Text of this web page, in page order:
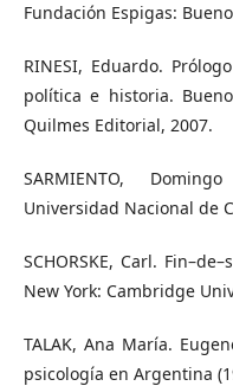
Fundación Espigas:
RINESI, Eduardo.
política e historia.
Quilmes Editorial, 2007.
SARMIENTO,
Universidad Nacional de
SCHORSKE, Carl.
New York: Cambridge
TALAK, Ana María.
psicología en Argentina